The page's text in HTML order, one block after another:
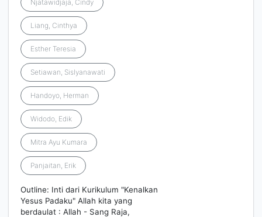
Njatawidjaja, Cindy
Liang, Cinthya
Esther Teresia
Setiawan, Sislyanawati
Handoyo, Herman
Widodo, Edik
Mitra Ayu Kumara
Panjaitan, Erik
Outline: Inti dari Kurikulum "Kenalkan
Yesus Padaku" Allah kita yang
berdaulat : Allah - Sang Raja,